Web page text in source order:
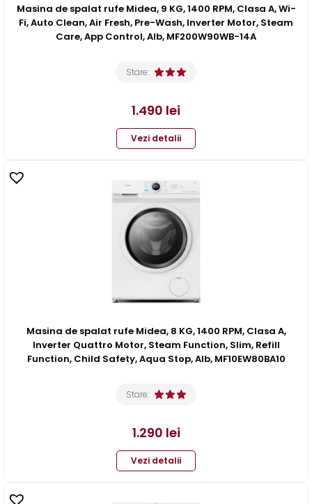
Masina de spalat rufe Midea, 9 KG, 1400 RPM, Clasa A, Wi-
Fi, Auto Clean, Air Fresh, Pre-Wash, Inverter Motor, Steam
Care, App Control, Alb, MF200W90WB-14A
Stare:
1.490 lei
Vezi detalii
Masina de spalat rufe Midea, 8 KG, 1400 RPM, Clasa A,
Inverter Quattro Motor, Steam Function, Slim, Refill
Function, Child Safety, Aqua Stop, Alb, MF10EW80BA10
Stare:
1.290 lei
Vezi detalii